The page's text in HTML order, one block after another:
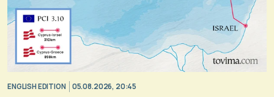
ENGLISH EDITION 05.08.2026, 20:45